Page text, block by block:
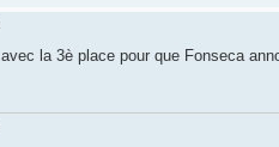
la 3è place pour que Fonseca